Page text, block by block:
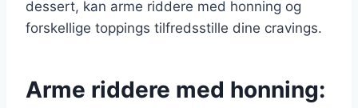
dessert, kan arme riddere med honning og
forskellige toppings tilfredsstille dine cravings.
Arme riddere med honning: